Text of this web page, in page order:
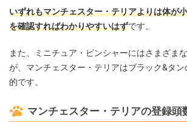
いずれもマンチェスター・テリアよりは体が
を確認すればわかりやすいはずです。
また、ミニチュア・ピンシャーにはさまざま
が、マンチェスター・テリアはブラック&タ
的です。
マンチェスター・テリアの登録頭